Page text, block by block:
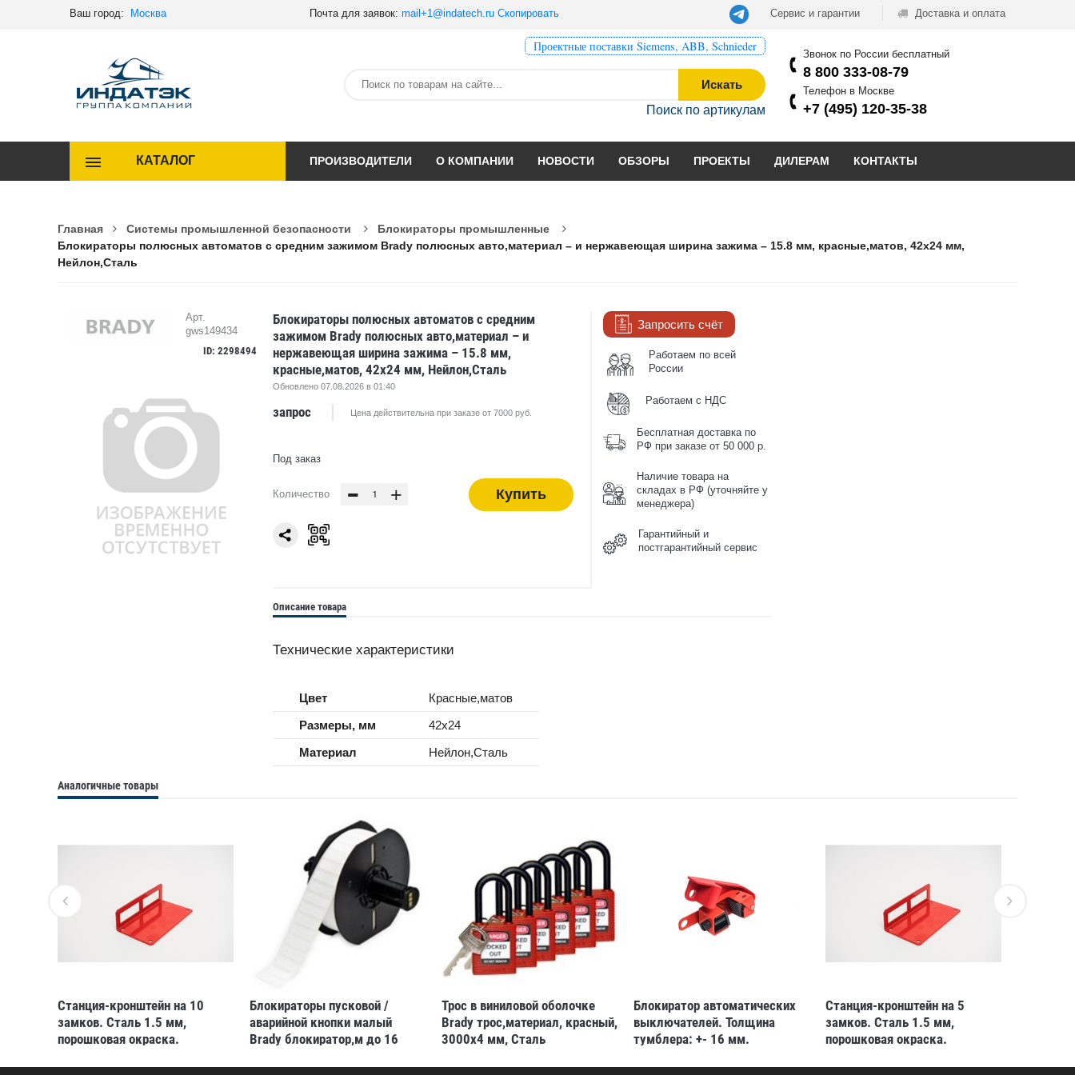
Ваш город: Москва Почта для заявок: mail+1@indatech.ru Скопировать Сервис и гарантии Доставка и оплата
Проектные поставки Siemens, ABB, Schnieder
Искать
Поиск по артикулам
Звонок по России бесплатный
8 800 333-08-79
Телефон в Москве
+7 (495) 120-35-38
КАТАЛОГ ПРОИЗВОДИТЕЛИ О КОМПАНИИ НОВОСТИ ОБЗОРЫ ПРОЕКТЫ ДИЛЕРАМ КОНТАКТЫ
Главная Системы промышленной безопасности
Блокираторы промышленные
Блокираторы полюсных автоматов с средним зажимом Brady полюсных авто,материал – и нержавеющая ширина зажима – 15.8 мм, красные,матов, 42x24 мм,
Нейлон,Сталь
Арт.
gws149434
ID: 2298494
Блокираторы полюсных автоматов с средним
зажимом Brady полюсных авто,материал – и
нержавеющая ширина зажима – 15.8 мм,
красные,матов, 42x24 мм, Нейлон,Сталь
Обновлено 07.08.2026 в 01:40
запрос Цена действительна при заказе от 7000 руб.
Под заказ
Количество - + Купить
Запросить счёт
Работаем по всей
России
Работаем с НДС
Бесплатная доставка по
РФ при заказе от 50 000 р.
Наличие товара на
складах в РФ (уточняйте у
менеджера)
Гарантийный и
постгарантийный сервис
Описание товара
Технические характеристики
Цвет
Красные,матов
Размеры, мм
42x24
Материал
Нейлон,Сталь
Аналогичные товары
Станция-кронштейн на 10
замков. Сталь 1.5 мм,
порошковая окраска.
Блокираторы пусковой /
аварийной кнопки малый
Brady блокиратор,м до 16
Трос в виниловой оболочке
Brady трос,материал, красный,
3000x4 мм, Сталь
Блокиратор автоматических
выключателей. Толщина
тумблера: +- 16 мм.
Станция-кронштейн на 5
замков. Сталь 1.5 мм,
порошковая окраска.